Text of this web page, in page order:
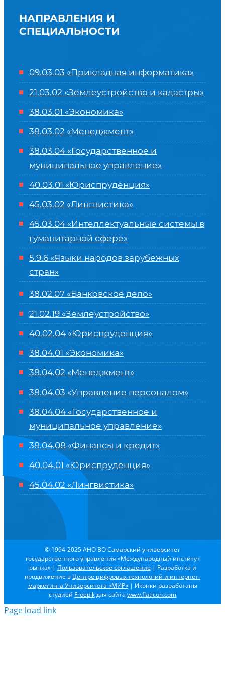
НАПРАВЛЕНИЯ И
СПЕЦИАЛЬНОСТИ
09.03.03 «Прикладная информатика»
21.03.02 «Землеустройство и кадастры»
38.03.01 «Экономика»
38.03.02 «Менеджмент»
38.03.04 «Государственное и
муниципальное управление»
40.03.01 «Юриспруденция»
45.03.02 «Лингвистика»
45.03.04 «Интеллектуальные системы в
гуманитарной сфере»
5.9.6 «Языки народов зарубежных
стран»
38.02.07 «Банковское дело»
21.02.19 «Землеустройство»
40.02.04 «Юриспруденция»
38.04.01 «Экономика»
38.04.02 «Менеджмент»
38.04.03 «Управление персоналом»
38.04.04 «Государственное и
муниципальное управление»
38.04.08 «Финансы и кредит»
40.04.01 «Юриспруденция»
45.04.02 «Лингвистика»
© 1994-2025 АНО ВО Самарский университет
государственного управления «Международный институт
рынка» | Пользовательское соглашение | Разработка и
продвижение в Центре цифровых технологий и интернет-
маркетинга Университета «МИР»| Иконки разработаны
студией Freepikдля сайта www.flaticon.com
Page load link